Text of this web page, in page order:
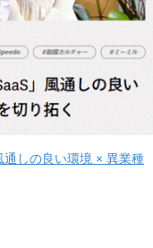
通しの良い環境 × 異業種